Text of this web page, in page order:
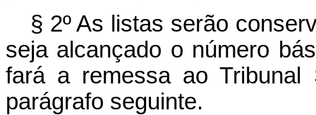
§ 2º As listas serão
seja alcançado o número
fará a remessa ao Tribunal
parágrafo seguinte.